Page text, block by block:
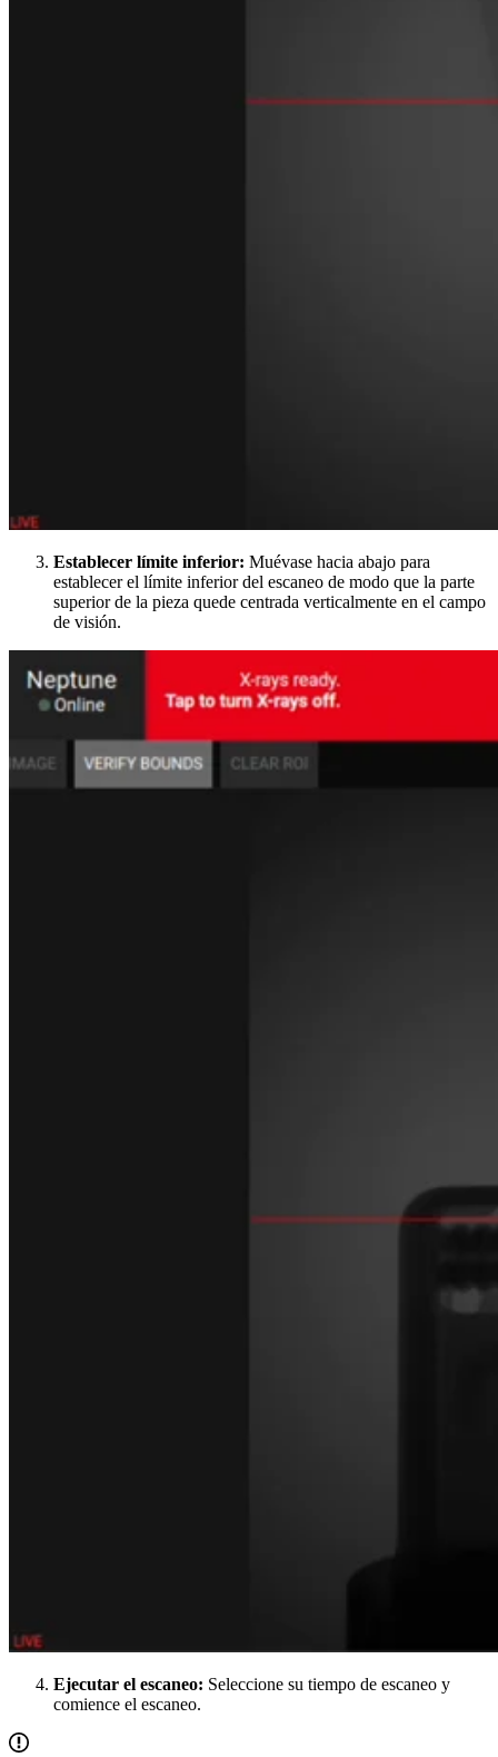
Establecer límite inferior: Muévase hacia abajo para
establecer el límite inferior del escaneo de modo que la parte
superior de la pieza quede centrada verticalmente en el campo
de visión.
Ejecutar el escaneo: Seleccione su tiempo de escaneo y
comience el escaneo.